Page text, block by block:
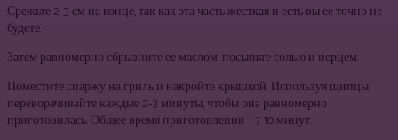
Срежьте 2-3 см на конце, так как эта часть жесткая и есть вы ее точно не
будете.
Затем равномерно сбрызните ее маслом, посыпьте солью и перцем.
Поместите спаржу на гриль и накройте крышкой. Используя щипцы,
переворачивайте каждые 2-3 минуты, чтобы она равномерно
приготовилась. Общее время приготовления — 7-10 минут.